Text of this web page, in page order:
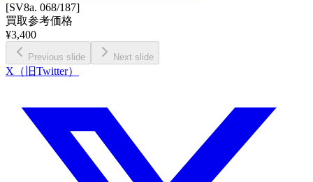
[SV8a. 068/187]
買取参考価格
¥3,400
Previous slide Next slide
X（旧Twitter）